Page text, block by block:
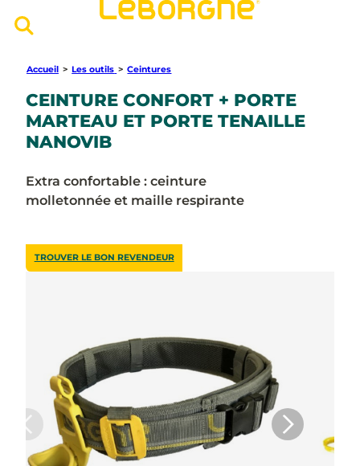
Accueil > Les outils > Ceintures
CEINTURE CONFORT + PORTE
MARTEAU ET PORTE TENAILLE
NANOVIB
Extra confortable : ceinture
molletonnée et maille respirante
TROUVER LE BON REVENDEUR